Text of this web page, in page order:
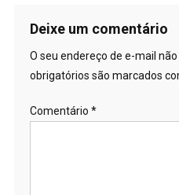
Deixe um comentário
O seu endereço de e-mail não
obrigatórios são marcados
Comentário *